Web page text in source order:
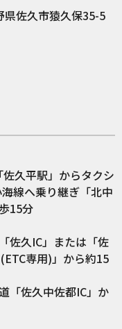
県佐久市猿久保35-5
久平駅」からタクシ
線へ乗り継ぎ「北中
15分
佐久IC」または「佐
専用)」から約15
「佐久中佐都IC」か